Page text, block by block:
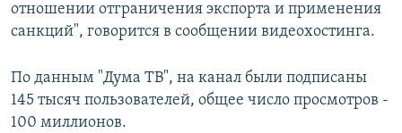
отношении отграничения экспорта и применения
санкций", говорится в сообщении видеохостинга.
По данным "Дума ТВ", на канал были подписаны
145 тысяч пользователей, общее число просмотров -
100 миллионов.